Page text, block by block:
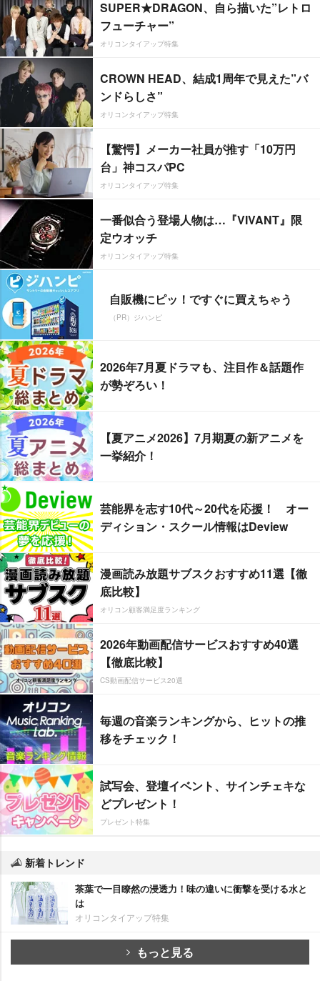
SUPER★DRAGON、自ら描いた”レトロ
フューチャー”
オリコンタイアップ特集
CROWN HEAD、結成1周年で見えた”バ
ンドらしさ”
オリコンタイアップ特集
【驚愕】メーカー社員が推す「10万円
台」神コスパPC
オリコンタイアップ特集
一番似合う登場人物は…『VIVANT』限
定ウオッチ
オリコンタイアップ特集
自販機にピッ！ですぐに買えちゃう
（PR）ジハンピ
2026年7月夏ドラマも、注目作＆話題作
が勢ぞろい！
【夏アニメ2026】7月期夏の新アニメを
一挙紹介！
芸能界を志す10代～20代を応援！ オー
ディション・スクール情報はDeview
漫画読み放題サブスクおすすめ11選【徹
底比較】
オリコン顧客満足度ランキング
2026年動画配信サービスおすすめ40選
【徹底比較】
CS動画配信サービス20選
毎週の音楽ランキングから、ヒットの推
移をチェック！
試写会、登壇イベント、サインチェキな
どプレゼント！
プレゼント特集
新着トレンド
茶葉で一目瞭然の浸透力！味の違いに衝撃を受ける水と
は
オリコンタイアップ特集
もっと見る